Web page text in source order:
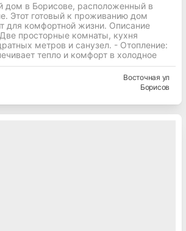
дом в Борисове, расположенный в
Этот готовый к проживанию дом
для комфортной жизни. Описание
просторные комнаты, кухня
метров и санузел. - Отопление:
тепло и комфорт в холодное
Восточная ул
Борисов